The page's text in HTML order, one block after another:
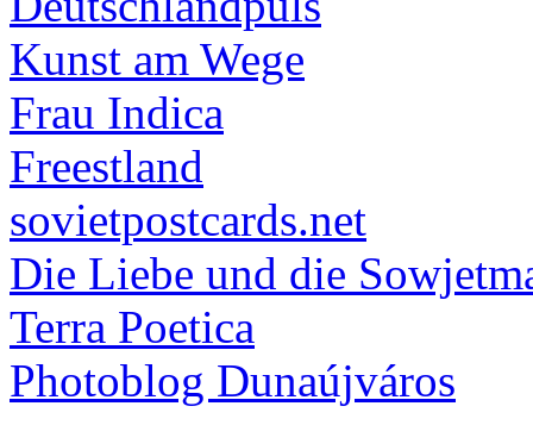
Kunst am Wege
Frau Indica
Freestland
sovietpostcards.net
Die Liebe und die
Terra Poetica
Photoblog Dunaújváros